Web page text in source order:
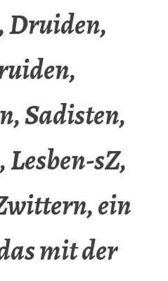
Druiden,
Sadisten,
sZ,
ein
mit der